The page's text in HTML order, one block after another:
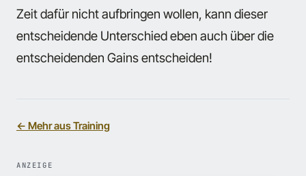
Zeit dafür nicht aufbringen wollen, kann dieser
entscheidende Unterschied eben auch über die
entscheidenden Gains entscheiden!
← Mehr aus Training
ANZEIGE